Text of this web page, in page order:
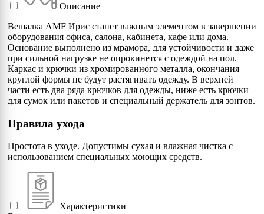
Описание
Вешалка AMF Ирис станет важным элементом в завершении
оборудования офиса, салона, кабинета, кафе или дома.
Основание выполнено из мрамора, для устойчивости и даже
при сильной нагрузке не опрокинется с одеждой на пол.
Каркас и крючки из хромированного металла, окончания
круглой формы не будут растягивать одежду. В верхней
части есть два ряда крючков для одежды, ниже есть крючки
для сумок или пакетов и специальный держатель для зонтов.
Правила ухода
Простота в уходе. Допустимы сухая и влажная чистка с
использованием специальных моющих средств.
Характеристики